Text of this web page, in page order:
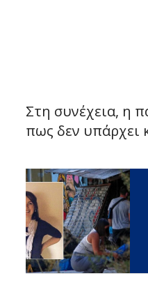
Στη συνέχεια, η
πως δεν υπάρχει